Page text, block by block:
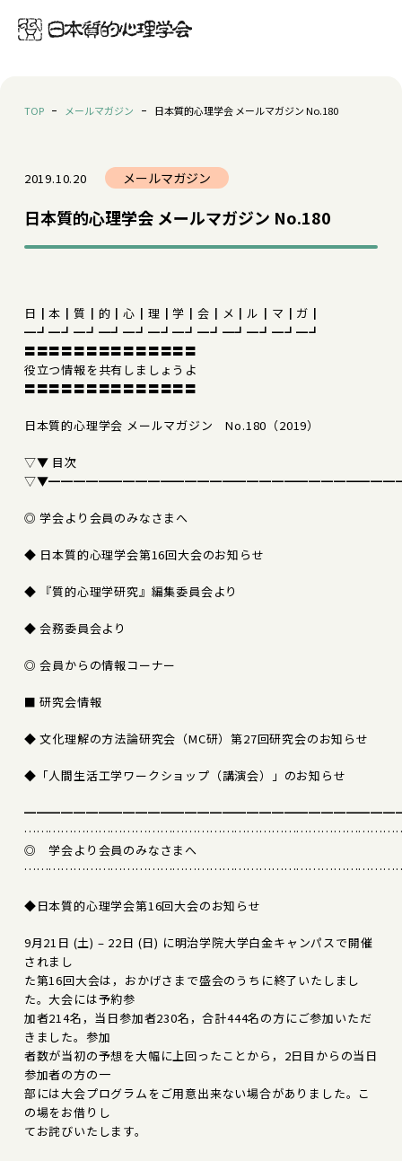
TOP メールマガジン 日本質的心理学会 メールマガジン No.180
2019.10.20 メールマガジン
日本質的心理学会 メールマガジン No.180
日┃本┃質┃的┃心┃理┃学┃会┃メ┃ル┃マ┃ガ┃
━┛━┛━┛━┛━┛━┛━┛━┛━┛━┛━┛━┛
〓〓〓〓〓〓〓〓〓〓〓〓〓〓
役立つ情報を共有しましょうよ
〓〓〓〓〓〓〓〓〓〓〓〓〓〓
日本質的心理学会 メールマガジン No.180（2019）
▽▼ 目次
◎ 学会より会員のみなさまへ
◆ 日本質的心理学会第16回大会のお知らせ
◆ 『質的心理学研究』編集委員会より
◆ 会務委員会より
◎ 会員からの情報コーナー
■ 研究会情報
◆ 文化理解の方法論研究会（MC研）第27回研究会のお知らせ
◆「人間生活工学ワークショップ（講演会）」のお知らせ
◎ 学会より会員のみなさまへ
◆日本質的心理学会第16回大会のお知らせ
9月21日 (土) – 22日 (日) に明治学院大学白金キャンパスで開催
されまし
た第16回大会は，おかげさまで盛会のうちに終了いたしまし
た。大会には予約参
加者214名，当日参加者230名，合計444名の方にご参加いただ
きました。参加
者数が当初の予想を大幅に上回ったことから，2日目からの当日
参加者の方の一
部には大会プログラムをご用意出来ない場合がありました。こ
の場をお借りし
てお詫びいたします。